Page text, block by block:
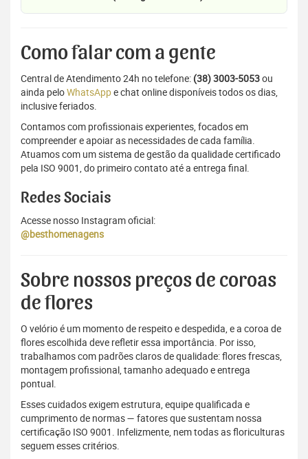
Como falar com a gente
Central de Atendimento 24h no telefone: (38) 3003-5053ou
ainda peloWhatsAppe chat online disponíveis todos os dias,
inclusive feriados.
Contamos com profissionais experientes, focados em
compreender e apoiar as necessidades de cada família.
Atuamos com um sistema de gestão da qualidade certificado
pela ISO 9001, do primeiro contato até a entrega final.
Redes Sociais
Acesse nosso Instagram oficial:
@besthomenagens
Sobre nossos preços de coroas
de flores
O velório é um momento de respeito e despedida, e a coroa de
flores escolhida deve refletir essa importância. Por isso,
trabalhamos com padrões claros de qualidade: flores frescas,
montagem profissional, tamanho adequado e entrega
pontual.
Esses cuidados exigem estrutura, equipe qualificada e
cumprimento de normas — fatores que sustentam nossa
certificação ISO 9001. Infelizmente, nem todas as floriculturas
seguem esses critérios.